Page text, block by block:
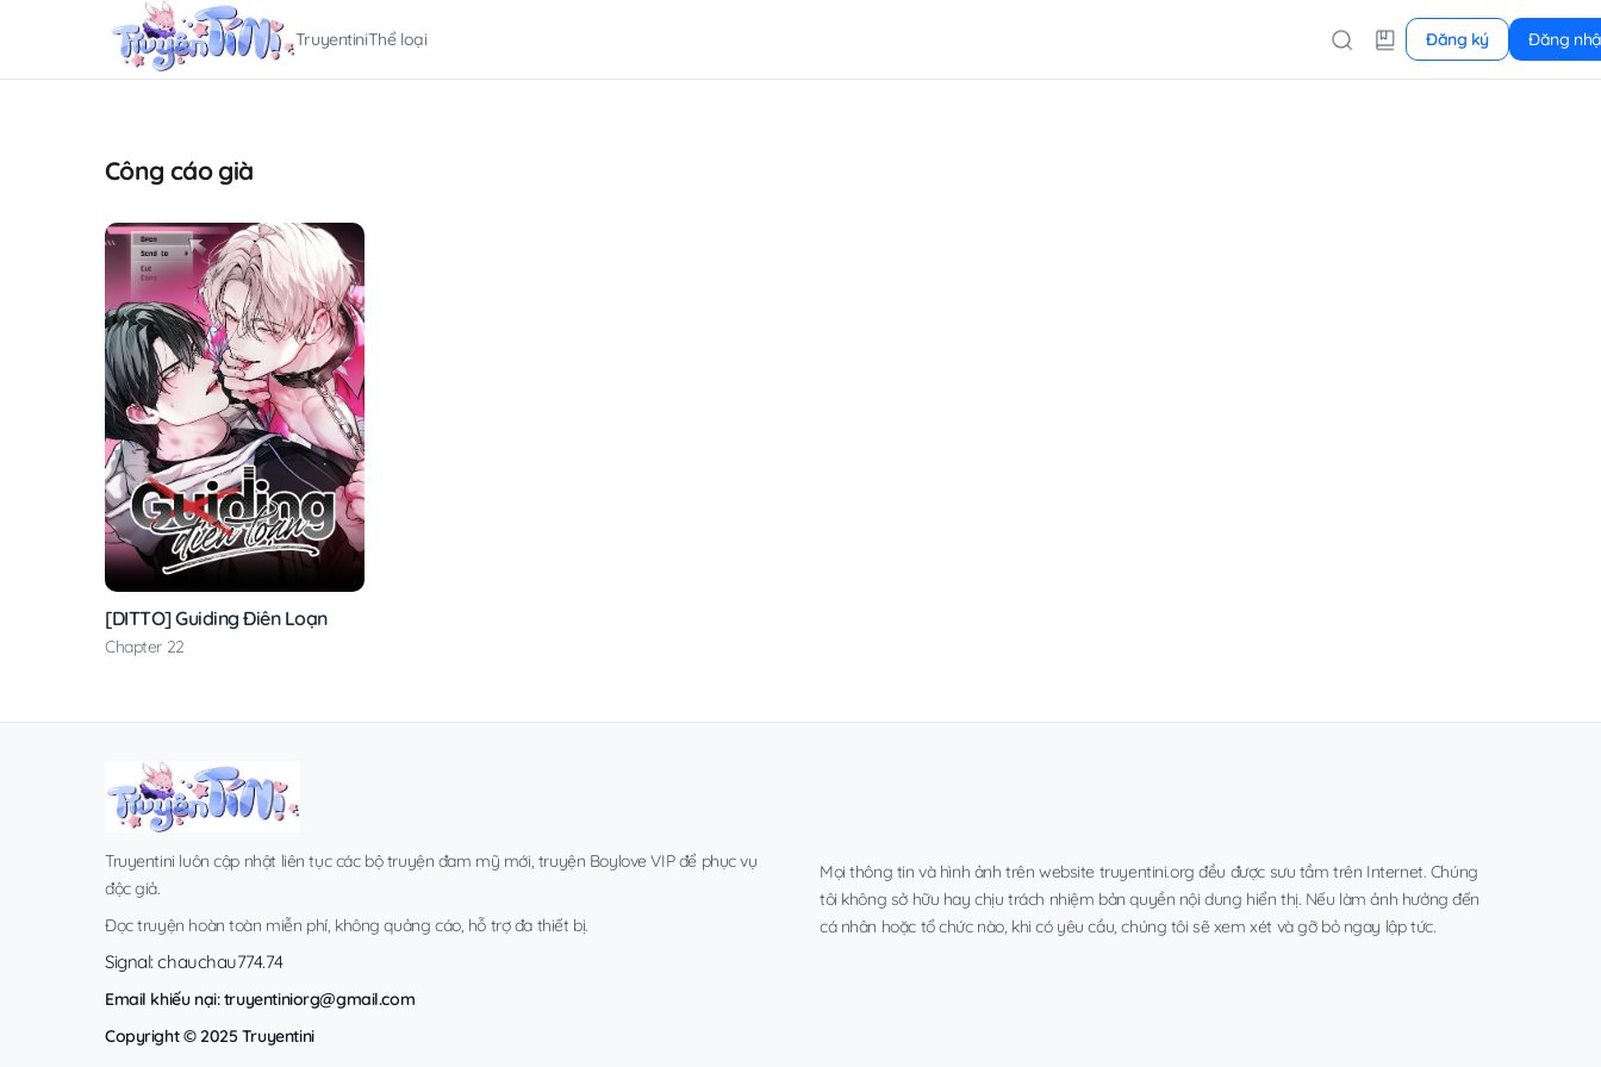
TruyentiniThể loại Đăng ký Đăng
Công cáo già
[DITTO] Guiding Điên Loạn
Chapter 22
Truyentini luôn cập nhật liên tục các bộ truyện đam mỹ mới, truyện Boylove VIP để phục vụ
độc giả.
Đọc truyện hoàn toàn miễn phí, không quảng cáo, hỗ trợ đa thiết bị.
Signal: chauchau774.74
Email khiếu nại:truyentiniorg@gmail.com
Copyright © 2025 Truyentini
Mọi thông tin và hình ảnh trên website truyentini.org đều được sưu tầm trên Internet. Chúng
tôi không sở hữu hay chịu trách nhiệm bản quyền nội dung hiển thị. Nếu làm ảnh hưởng đến
cá nhân hoặc tổ chức nào, khi có yêu cầu, chúng tôi sẽ xem xét và gỡ bỏ ngay lập tức.